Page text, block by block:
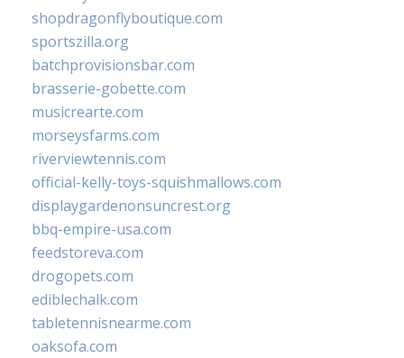
shopdragonflyboutique.com
sportszilla.org
batchprovisionsbar.com
brasserie-gobette.com
musicrearte.com
morseysfarms.com
riverviewtennis.com
official-kelly-toys-squishmallows.com
displaygardenonsuncrest.org
bbq-empire-usa.com
feedstoreva.com
drogopets.com
ediblechalk.com
tabletennisnearme.com
oaksofa.com